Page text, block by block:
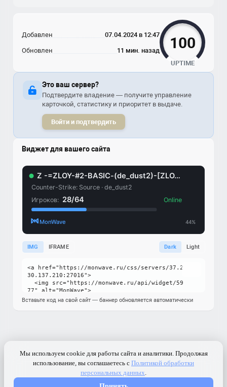
Добавлен 07.04.2024 в 12:47
Обновлен 11 мин. назад 100
UPTIME
Это ваш сервер?
Подтвердите владение — получите управление
карточкой, статистику и приоритет в выдаче.
Войти и подтвердить
Виджет для вашего сайта
IMG IFRAME Dark Light
Вставьте код на свой сайт — баннер обновляется автоматически